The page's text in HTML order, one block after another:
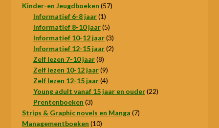
product
Kinder-en Jeugdboeken 5757
Informatief 6-8 jaar 11
product
Informatief 8-10 jaar 55
producten
Informatief 10-12 jaar 33
producten
Informatief 12-15 jaar 22
Zelf lezen 7-10 jaar 88
producten
Zelf lezen 10-12 jaar 99
producten
Zelf lezen 12-15 jaar 44
producten
Young adult vanaf 15 jaar en ouder 2222
Prentenboeken 33
producten
Strips & Graphic novels en Manga 77
Managementboeken 1010